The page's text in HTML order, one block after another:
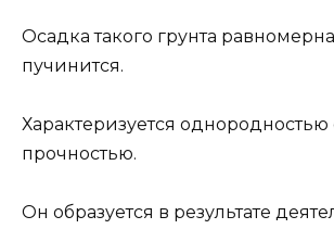
Осадка такого грунта
пучинится.
Характеризуется однородностью
прочностью.
Он образуется в результате